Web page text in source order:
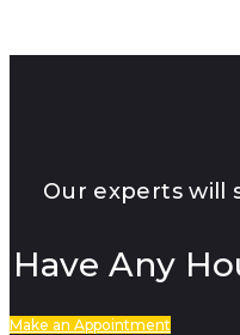
Our experts will
Have Any
Make an Appointment